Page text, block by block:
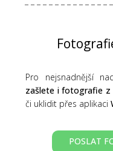
Pro nejsnadnější
zašlete i fotografie z
či uklidit přes aplikaci
POSLAT